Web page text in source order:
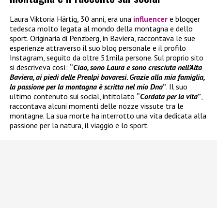
Laura Viktoria Härtig, 30 anni, era una influencer e blogger
tedesca molto legata al mondo della montagna e dello
sport. Originaria di Penzberg, in Baviera, raccontava le sue
esperienze attraverso il suo blog personale e il profilo
Instagram, seguito da oltre 51mila persone. Sul proprio sito
si descriveva così: “Ciao, sono Laura e sono cresciuta nell’Alta
Baviera, ai piedi delle Prealpi bavaresi. Grazie alla mia famiglia,
la passione per la montagna è scritta nel mio Dna”. Il suo
ultimo contenuto sui social, intitolato “Cordata per la vita”,
raccontava alcuni momenti delle nozze vissute tra le
montagne. La sua morte ha interrotto una vita dedicata alla
passione per la natura, il viaggio e lo sport.